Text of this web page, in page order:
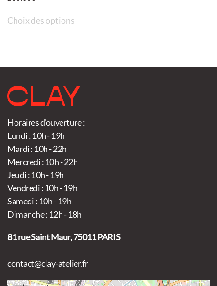
Choix des options
variations.
options
être
la
du
Horaires d'ouverture :
Lundi : 10h - 19h
Mardi : 10h - 22h
Mercredi : 10h - 22h
Jeudi : 10h - 19h
Vendredi : 10h - 19h
Samedi : 10h - 19h
Dimanche : 12h - 18h
81 rue Saint Maur, 75011 PARIS
contact@clay-atelier.fr